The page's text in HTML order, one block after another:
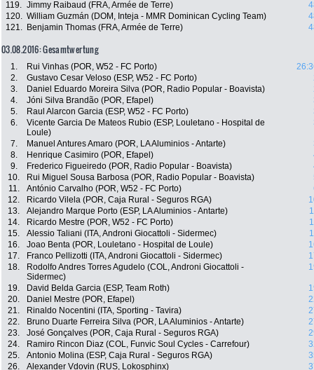
119. Jimmy Raibaud (FRA, Armée de Terre)
120. William Guzmán (DOM, Inteja - MMR Dominican Cycling Team)
121.
Benjamin Thomas (FRA, Armée de Terre)
03.08.2016: Gesamtwertung
1. Rui Vinhas (POR, W52 - FC Porto)
2.
Gustavo Cesar Veloso (ESP, W52 - FC Porto)
3.
Daniel Eduardo Moreira Silva (POR, Radio Popular - Boavista)
4.
Jóni Silva Brandão (POR, Efapel)
5.
Raul Alarcon Garcia (ESP, W52 - FC Porto)
6.
Vicente Garcia De Mateos Rubio (ESP, Louletano - Hospital de
Loule)
7. Manuel Antures Amaro (POR, LA Aluminios - Antarte)
8.
Henrique Casimiro (POR, Efapel)
9.
Frederico Figueiredo (POR, Radio Popular - Boavista)
10.
Rui Miguel Sousa Barbosa (POR, Radio Popular - Boavista)
11.
António Carvalho (POR, W52 - FC Porto)
12.
Ricardo Vilela (POR, Caja Rural - Seguros RGA)
13.
Alejandro Marque Porto (ESP, LA Aluminios - Antarte)
14.
Ricardo Mestre (POR, W52 - FC Porto)
15.
Alessio Taliani (ITA, Androni Giocattoli - Sidermec)
16.
Joao Benta (POR, Louletano - Hospital de Loule)
17.
Franco Pellizotti (ITA, Androni Giocattoli - Sidermec)
18.
Rodolfo Andres Torres Agudelo (COL, Androni Giocattoli -
Sidermec)
19. David Belda Garcia (ESP, Team Roth)
20.
Daniel Mestre (POR, Efapel)
21.
Rinaldo Nocentini (ITA, Sporting - Tavira)
22.
Bruno Duarte Ferreira Silva (POR, LA Aluminios - Antarte)
23.
José Gonçalves (POR, Caja Rural - Seguros RGA)
24.
Ramiro Rincon Diaz (COL, Funvic Soul Cycles - Carrefour)
25.
Antonio Molina (ESP, Caja Rural - Seguros RGA)
26.
Alexander Vdovin (RUS, Lokosphinx)